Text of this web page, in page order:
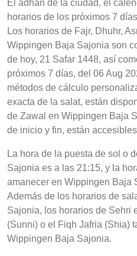
El adhan de la ciudad, el
horarios de los próximos 7
Los horarios de Fajr, Dhuhr,
Wippingen Baja Sajonia son
de hoy, 21 Safar 1448, así
próximos 7 días, del 06 Aug
métodos de cálculo
exacta de la salat, están
de Zawal en Wippingen Baja
de inicio y fin, están
La hora de la puesta de sol o
Sajonia es a las 21:15, y la
amanecer en Wippingen Baja
Además de los horarios de
Sajonia, los horarios de Sehri
(Sunni) o el Fiqh Jafria (Shia)
Wippingen Baja Sajonia.